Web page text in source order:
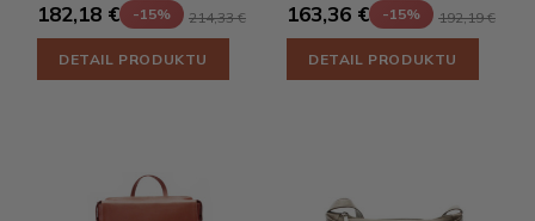
182,18 € -15% 214,33 €
DETAIL PRODUKTU
163,36 € -15% 192,19 €
DETAIL PRODUKTU